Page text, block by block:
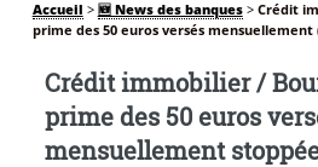
Accueil > 🆕 News des banques> Crédit
prime des 50 euros versés mensuellement
Crédit immobilier /
prime des 50 euros
mensuellement